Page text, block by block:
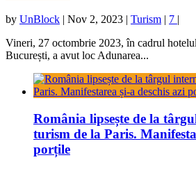
by UnBlock | Nov 2, 2023 | Turism | 7 |
Vineri, 27 octombrie 2023, în cadrul
București, a avut loc Adunarea...
România lipsește de la
turism de la Paris.
porțile